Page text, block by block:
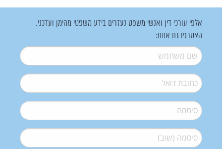
אלפי עורכי דין ואנשי משפט נעזרים בידע משפטי מהימן ועדכני.
הצטרפו גם אתם:
שם משתמש*
דואל*
סיסמה*
סיסמה (שוב)*